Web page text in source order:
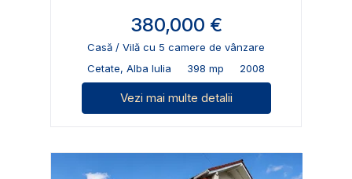
380,000 €
Casă / Vilă cu 5 camere de vânzare
Cetate, Alba Iulia
398 mp 2008
Vezi mai multe detalii